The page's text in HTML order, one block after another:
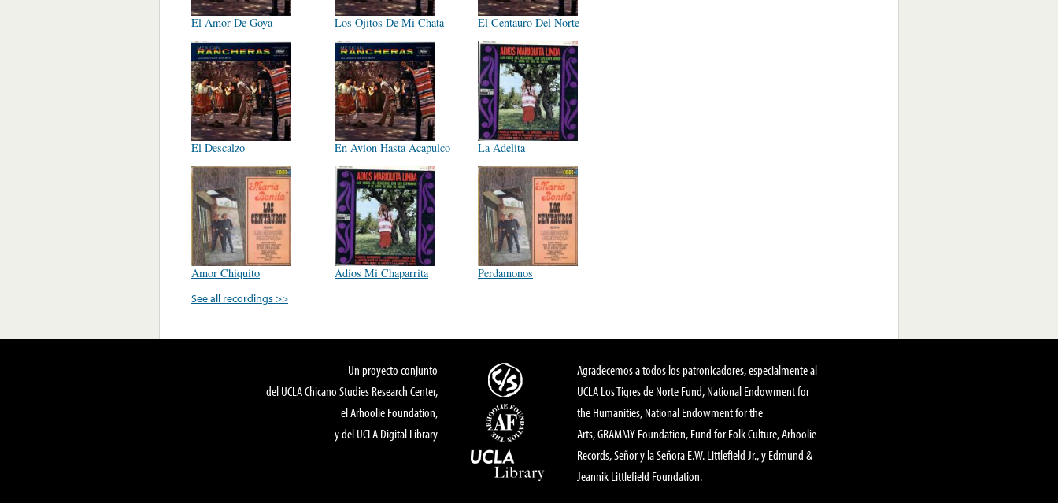
El Amor De Goya Los Ojitos De Mi Chata El Centauro Del Norte
El Descalzo En Avion Hasta Acapulco La Adelita
Amor Chiquito Adios Mi Chaparrita
Perdamonos
See all recordings >>
Un proyecto conjunto
del UCLA Chicano Studies Research Center,
el Arhoolie Foundation,
y del UCLA Digital Library
Agradecemos a todos los patronicadores, especialmente al
UCLA Los Tigres de Norte Fund, National Endowment for
the Humanities, National Endowment for the
Arts, GRAMMY Foundation, Fund for Folk Culture, Arhoolie
Records, Señor y la Señora E.W. Littlefield Jr., y Edmund &
Jeannik Littlefield Foundation.